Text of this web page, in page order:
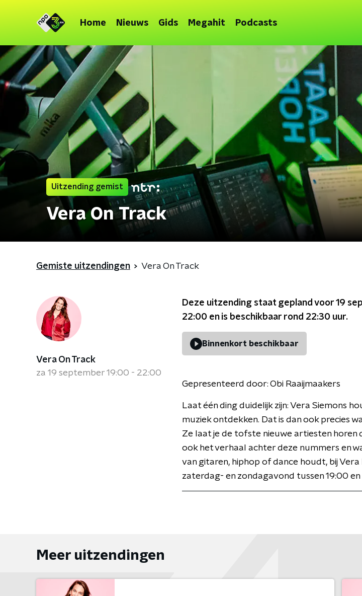
Home Nieuws Gids Megahit Podcasts
Uitzending gemist
Vera On Track
Gemiste uitzendingen Vera On Track
Vera On Track
za 19 september 19:00 - 22:00
Deze uitzending staat gepland voor 19
22:00 en is beschikbaar rond 22:30 uur.
Binnenkort beschikbaar
Gepresenteerd door: Obi Raaijmaakers
Laat één ding duidelijk zijn: Vera Siemons
muziek ontdekken. Dat is dan ook precies
Ze laat je de tofste nieuwe artiesten horen
ook het verhaal achter deze nummers en
van gitaren, hiphop of dance houdt, bij Vera
zaterdag- en zondagavond tussen 19:00
Meer uitzendingen